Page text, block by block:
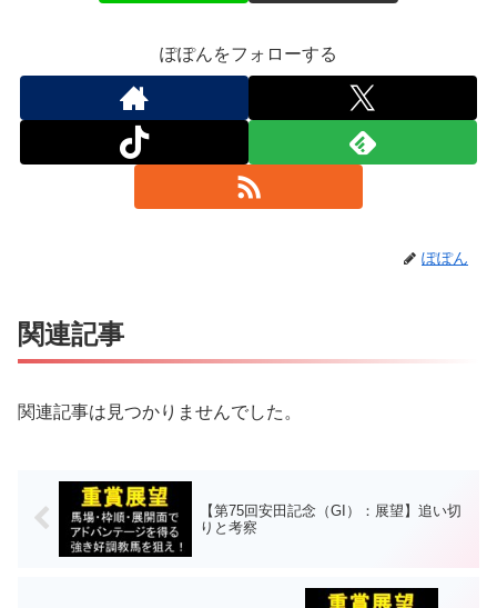
ぽぽんをフォローする
ぽぽん
関連記事
関連記事は見つかりませんでした。
【第75回安田記念（GI）：展望】追い切
りと考察